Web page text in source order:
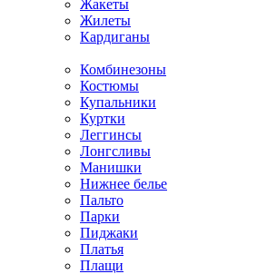
Жакеты
Жилеты
Кардиганы
Комбинезоны
Костюмы
Купальники
Куртки
Леггинсы
Лонгсливы
Манишки
Нижнее белье
Пальто
Парки
Пиджаки
Платья
Плащи